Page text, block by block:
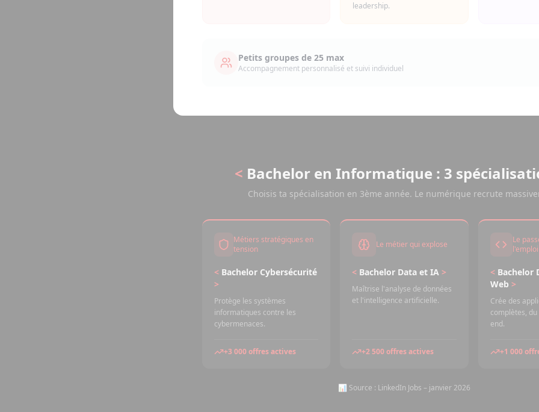
leadership.
Petits groupes de 25 max
Accompagnement personnalisé et suivi individuel
< Bachelor en Informatique : 3
Choisis ta spécialisation en 3ème année. Le numérique recrute
Métiers stratégiques en
tension
< Bachelor Cybersécurité
>
Protège les systèmes
informatiques contre les
cybermenaces.
+3 000 offres actives
Le métier qui explose
< Bachelor Data et IA >
Maîtrise l'analyse de données
et l'intelligence artificielle.
+2 500 offres actives
Le
l'emploi
< Bachelor
Web >
Crée des
complètes,
end.
+1 000
📊 Source : LinkedIn Jobs – janvier 2026